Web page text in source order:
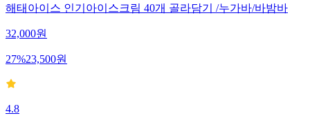
해태아이스 인기아이스크림 40개 골라담기 /누가바/바밤바
32,000원
27%23,500원
4.8